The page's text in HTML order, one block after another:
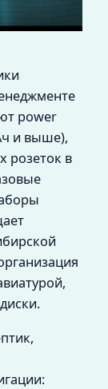
power
и выше),
розеток в